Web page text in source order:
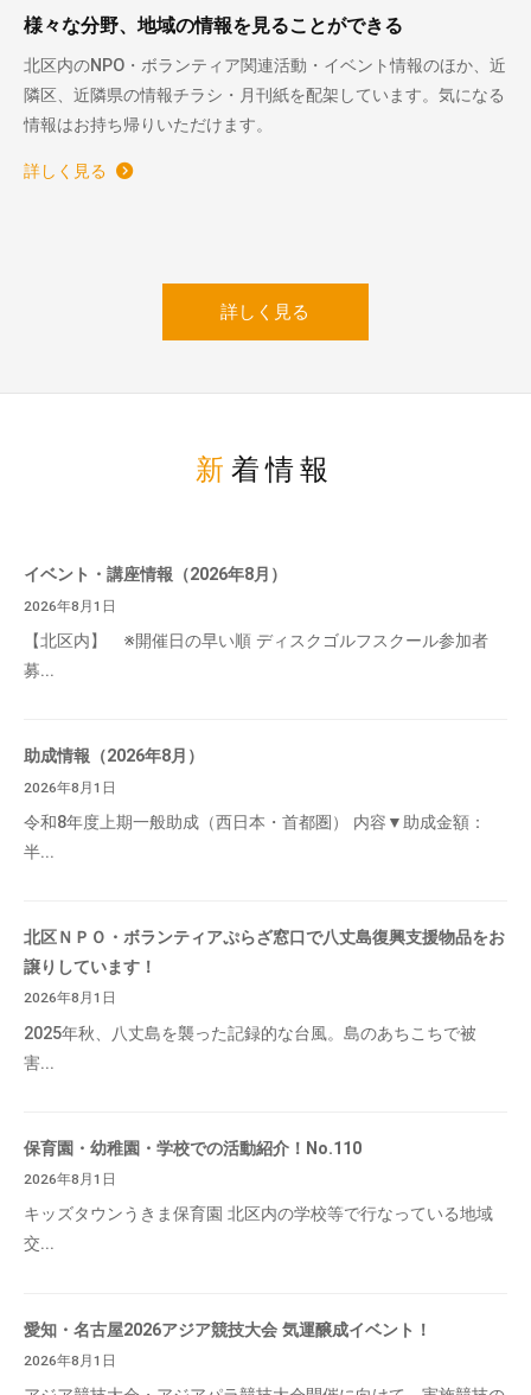
様々な分野、地域の情報を見ることができる
北区内のNPO・ボランティア関連活動・イベント情報のほか、近
隣区、近隣県の情報チラシ・月刊紙を配架しています。気になる
情報はお持ち帰りいただけます。
詳しく見る
詳しく見る
新着情報
イベント・講座情報（2026年8月）
2026年8月1日
【北区内】 ※開催日の早い順 ディスクゴルフスクール参加者
募...
助成情報（2026年8月）
2026年8月1日
令和8年度上期一般助成（西日本・首都圏） 内容▼助成金額：
半...
北区ＮＰＯ・ボランティアぷらざ窓口で八丈島復興支援物品をお
譲りしています！
2026年8月1日
2025年秋、八丈島を襲った記録的な台風。島のあちこちで被
害...
保育園・幼稚園・学校での活動紹介！No.110
2026年8月1日
キッズタウンうきま保育園 北区内の学校等で行なっている地域
交...
愛知・名古屋2026アジア競技大会 気運醸成イベント！
2026年8月1日